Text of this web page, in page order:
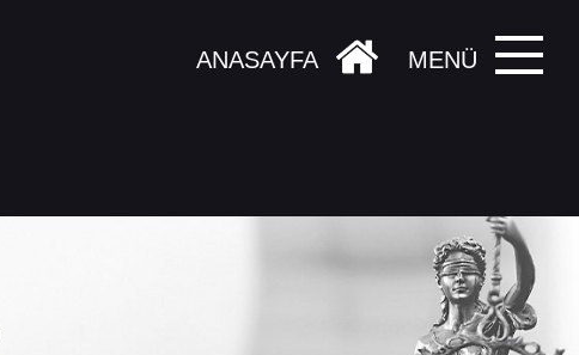
MENÜ
ANASAYFA